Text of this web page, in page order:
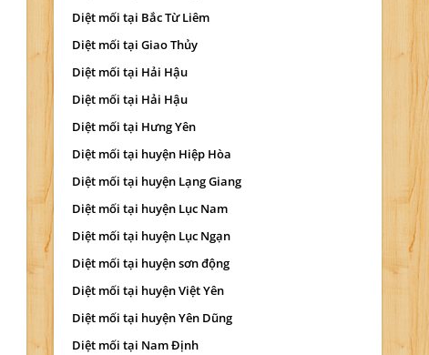
Diệt mối tại Bắc Từ Liêm
Diệt mối tại Giao Thủy
Diệt mối tại Hải Hậu
Diệt mối tại Hải Hậu
Diệt mối tại Hưng Yên
Diệt mối tại huyện Hiệp Hòa
Diệt mối tại huyện Lạng Giang
Diệt mối tại huyện Lục Nam
Diệt mối tại huyện Lục Ngạn
Diệt mối tại huyện sơn động
Diệt mối tại huyện Việt Yên
Diệt mối tại huyện Yên Dũng
Diệt mối tại Nam Định